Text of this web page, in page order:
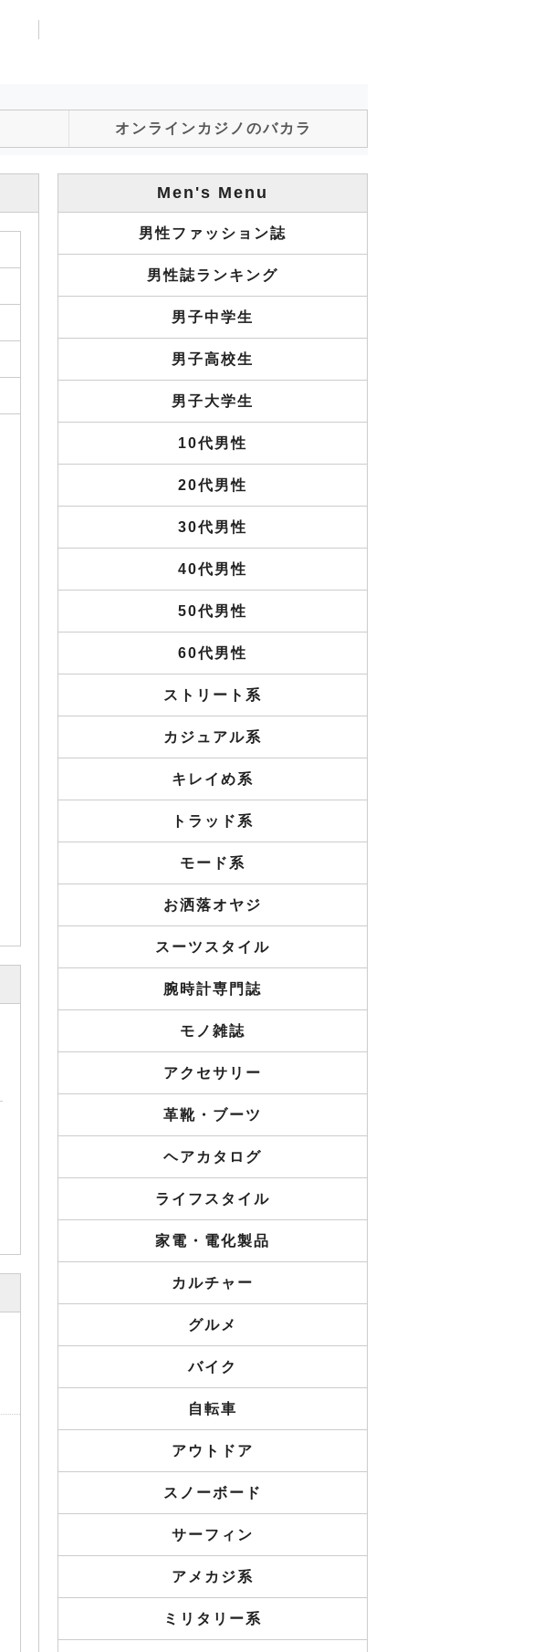
オンラインカジノのバカラ
Men's Menu
男性ファッション誌
男性誌ランキング
男子中学生
男子高校生
男子大学生
10代男性
20代男性
30代男性
40代男性
50代男性
60代男性
ストリート系
カジュアル系
キレイめ系
トラッド系
モード系
お洒落オヤジ
スーツスタイル
腕時計専門誌
モノ雑誌
アクセサリー
革靴・ブーツ
ヘアカタログ
ライフスタイル
家電・電化製品
カルチャー
グルメ
バイク
自転車
アウトドア
スノーボード
サーフィン
アメカジ系
ミリタリー系